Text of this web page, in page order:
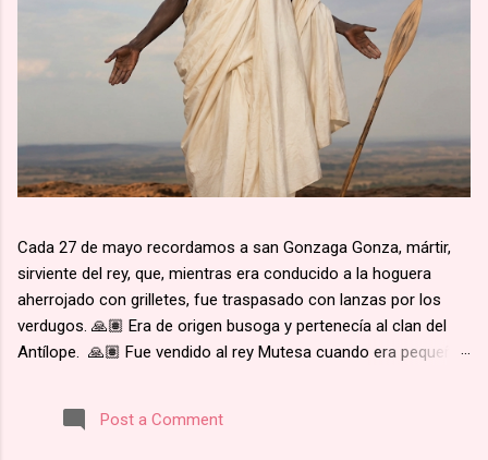
Cada 27 de mayo recordamos a san Gonzaga Gonza, mártir,
sirviente del rey, que, mientras era conducido a la hoguera
aherrojado con grilletes, fue traspasado con lanzas por los
verdugos. 🙏🏽 Era de origen busoga y pertenecía al clan del
Antílope. 🙏🏽 Fue vendido al rey Mutesa cuando era pequeño,
custodia de los prisioneros. 🙏🏽 Recibió instrucción religiosa
de los Padres Blancos. 🙏🏽 Recibió el bautismo al día
Post a Comment